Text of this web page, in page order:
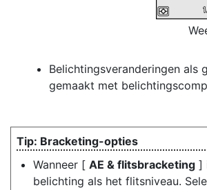
Belichtingsveranderingen
gemaakt met
Bracketing-opties
Wanneer [ AE & flitsbracketing ]
belichting als het flitsniveau.